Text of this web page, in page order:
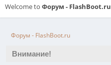
Welcome to Форум - FlashBoot.ru
Форум - FlashBoot.ru
Внимание!